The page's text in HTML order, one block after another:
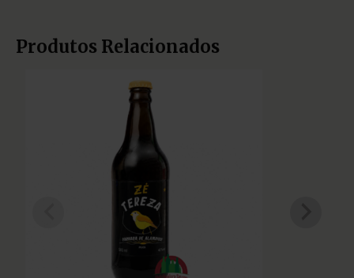
Produtos Relacionados